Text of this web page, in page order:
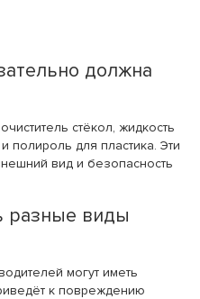
должна
стёкол, жидкость
полироль для пластика. Эти
вид и безопасность
разные виды
могут иметь
к повреждению